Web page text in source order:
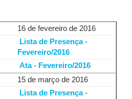
16 de fevereiro de 2016
Lista de Presença -
Fevereiro/2016
Ata - Fevereiro/2016
15 de março de 2016
Lista de Presença -